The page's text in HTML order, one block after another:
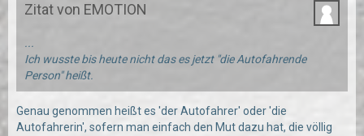
Zitat von EMOTION
...
Ich wusste bis heute nicht das es jetzt "die Autofahrende
Person" heißt.
Genau genommen heißt es 'der Autofahrer' oder 'die
Autofahrerin', sofern man einfach den Mut dazu hat, die völlig